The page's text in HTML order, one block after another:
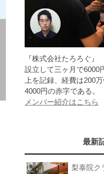
『株式会社たろろぐ』
設立して三ヶ月で6000
上を記録、経費は200
4000円の赤字である。
メンバー紹介はこちら
最新
梨泰院ク